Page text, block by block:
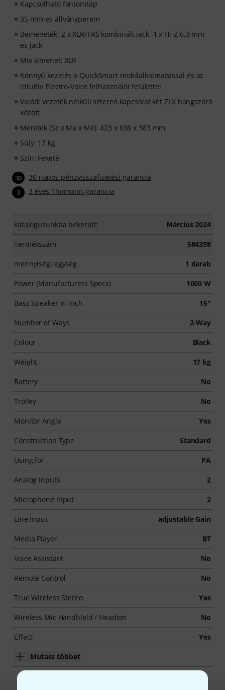
Kapcsolható fantomtáp
35 mm-es állványperem
Bemenetek: 2 x XLR/TRS kombinált jack, 1 x Hi-Z 6,3 mm-
es jack
Mix kimenet: XLR
Könnyű kezelés a QuickSmart mobilalkalmazással és az
intuitív Electro-Voice felhasználói felülettel
Valódi vezeték nélküli sztereó kapcsolat két ZLX hangszóró
között
Méretek (Sz x Ma x Mé): 423 x 698 x 383 mm
Súly: 17 kg
Szín: Fekete
30 30 napos pénzvisszafizetési garancia
3 3 éves Thomann-garancia
katalógusunkba bekerült: Március 2024
Termékszám 584398
mennyiségi egység 1 darab
Power (Manufacturers Specs) 1000 W
Bass Speaker in Inch 15"
Number of Ways 2-Way
Colour Black
Weight 17 kg
Battery No
Trolley No
Monitor Angle Yes
Construction Type Standard
Using for PA
Analog Inputs 2
Microphone Input 2
Line Input adjustable Gain
Media Player BT
Voice Assistant No
Remote Control No
True Wireless Stereo Yes
Wireless Mic Handhleld / Headset No
Effect Yes
Mutass többet